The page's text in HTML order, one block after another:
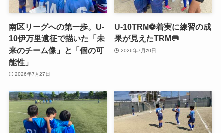
南区リーグへの第一歩。U-
10伊万里遠征で描いた「未
来のチーム像」と「個の可
能性」
2026年7月27日
U-10TRM⚽️着実に練習の成
果が見えたTRM🥅
2026年7月20日